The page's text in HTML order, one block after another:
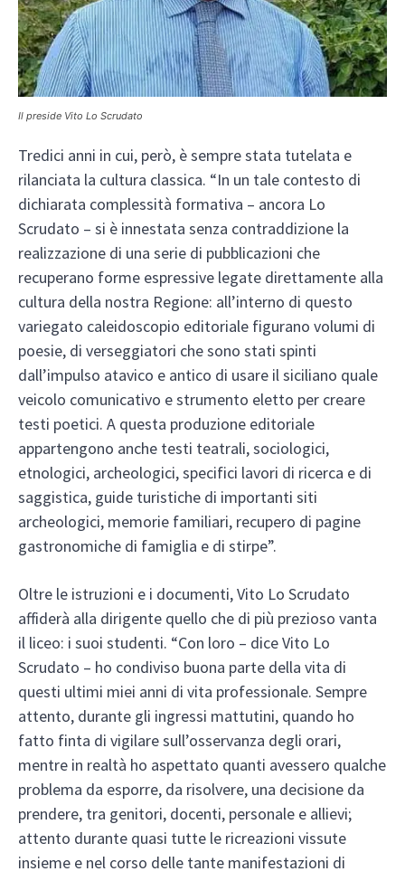
Il preside Vito Lo Scrudato
Tredici anni in cui, però, è sempre stata tutelata e
rilanciata la cultura classica. “In un tale contesto di
dichiarata complessità formativa – ancora Lo
Scrudato – si è innestata senza contraddizione la
realizzazione di una serie di pubblicazioni che
recuperano forme espressive legate direttamente alla
cultura della nostra Regione: all’interno di questo
variegato caleidoscopio editoriale figurano volumi di
poesie, di verseggiatori che sono stati spinti
dall’impulso atavico e antico di usare il siciliano quale
veicolo comunicativo e strumento eletto per creare
testi poetici. A questa produzione editoriale
appartengono anche testi teatrali, sociologici,
etnologici, archeologici, specifici lavori di ricerca e di
saggistica, guide turistiche di importanti siti
archeologici, memorie familiari, recupero di pagine
gastronomiche di famiglia e di stirpe”.
Oltre le istruzioni e i documenti, Vito Lo Scrudato
affiderà alla dirigente quello che di più prezioso vanta
il liceo: i suoi studenti. “Con loro – dice Vito Lo
Scrudato – ho condiviso buona parte della vita di
questi ultimi miei anni di vita professionale. Sempre
attento, durante gli ingressi mattutini, quando ho
fatto finta di vigilare sull’osservanza degli orari,
mentre in realtà ho aspettato quanti avessero qualche
problema da esporre, da risolvere, una decisione da
prendere, tra genitori, docenti, personale e allievi;
attento durante quasi tutte le ricreazioni vissute
insieme e nel corso delle tante manifestazioni di